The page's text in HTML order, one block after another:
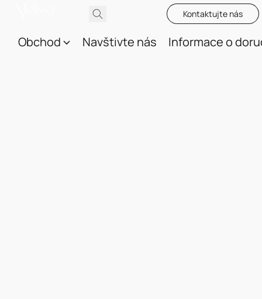
Kontaktujte nás
Obchod Navštivte nás Informace o